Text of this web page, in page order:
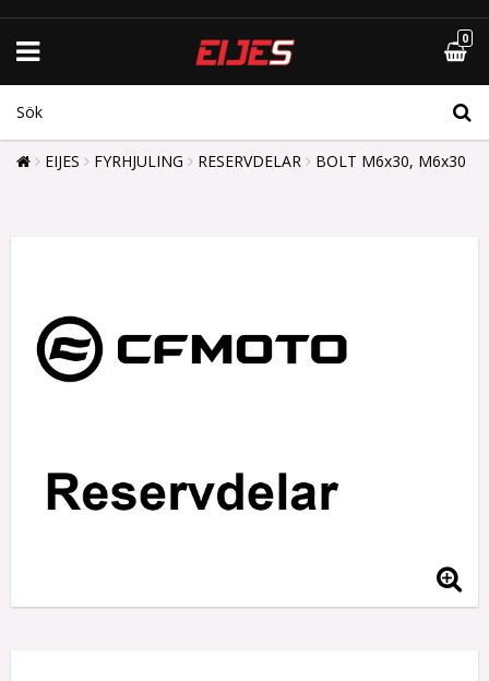
0
EIJES FYRHJULING RESERVDELAR BOLT M6x30, M6x30